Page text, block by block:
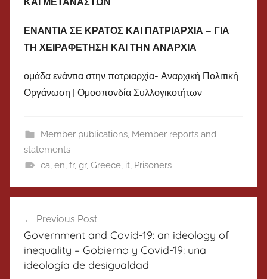
ΚΑΙ ΜΕΤΑΝΑΣΤΩΝ
ΕΝΑΝΤΙΑ ΣΕ ΚΡΑΤΟΣ ΚΑΙ ΠΑΤΡΙΑΡΧΙΑ – ΓΙΑ
ΤΗ ΧΕΙΡΑΦΕΤΗΣΗ ΚΑΙ ΤΗΝ ΑΝΑΡΧΙΑ
ομάδα ενάντια στην πατριαρχία- Αναρχική Πολιτική
Οργάνωση | Ομοσπονδία Συλλογικοτήτων
Member publications, Member reports and
statements
ca, en, fr, gr, Greece, it, Prisoners
navigation
Previous Post
Government and Covid-19: an ideology of
inequality – Gobierno y Covid-19: una
ideología de desigualdad